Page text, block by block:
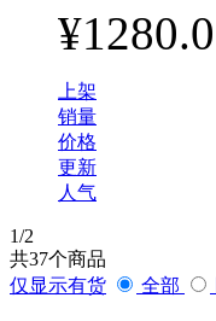
¥1280.0
上架
销量
价格
更新
人气
1/2
共37个商品
仅显示有货
全部